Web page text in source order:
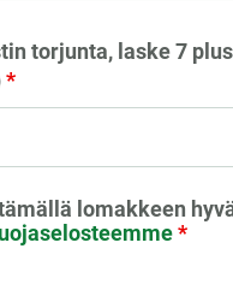
torjunta, laske 7
*
lomakkeen
*